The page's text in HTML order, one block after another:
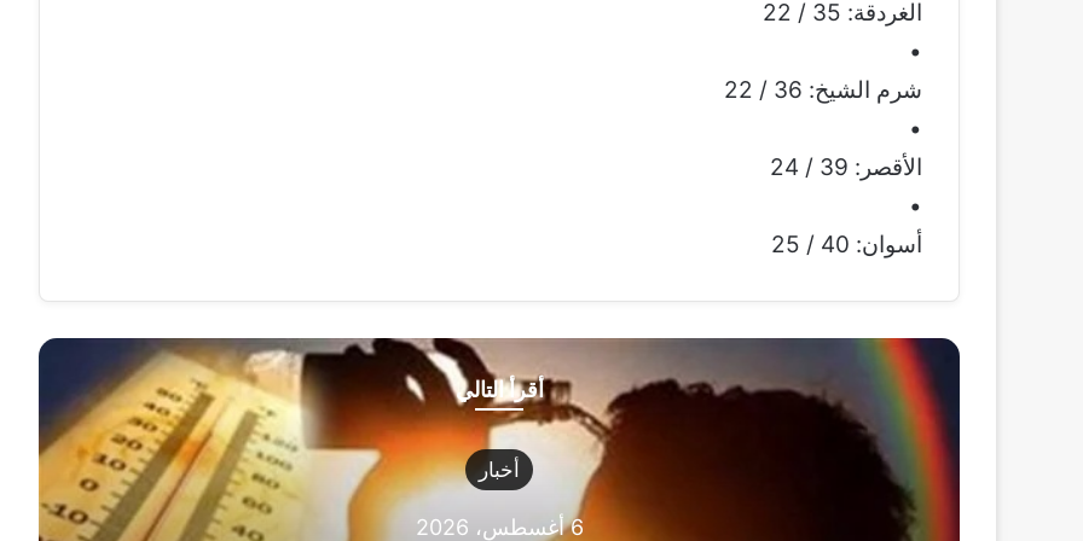
الغردقة: 35 / 22
•
شرم الشيخ: 36 / 22
•
الأقصر: 39 / 24
•
أسوان: 40 / 25
أقرأ التالي
أخبار
6 أغسطس، 2026